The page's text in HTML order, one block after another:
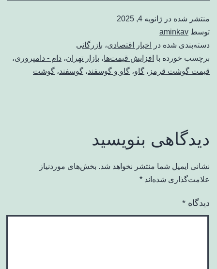
منتشر شده در ژانویه 4, 2025
توسط aminkav
دسته‌بندی شده در
اخبار اقتصادی، بازرگانی
برچسب خورده با افزایش قیمت‌ها، بازار تهران، دام - دامپروری،
قیمت گوشت قرمز ، گاو، گاو و گوسفند، گوسفند، گوشت
دیدگاهی بنویسید
نشانی ایمیل شما منتشر نخواهد شد. بخش‌های موردنیاز
علامت‌گذاری شده‌اند *
دیدگاه *